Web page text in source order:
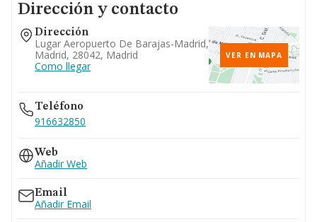
Dirección y contacto
Dirección
Lugar Aeropuerto De Barajas-Madrid,
Madrid, 28042, Madrid
Como llegar
VER EN MAPA
Teléfono
916632850
Web
Añadir Web
Email
Añadir Email